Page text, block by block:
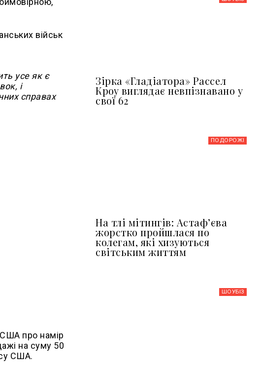
військ
усе як є
і
справах
про намір
на суму 50
США.
Зірка «Гладіатора» Рассел
Кроу виглядає невпізнавано у
свої 62
ПОДОРОЖІ
На тлі мітингів: Астафʼєва
жорстко пройшлася по
колегам, які хизуються
світським життям
ШОУБIЗ